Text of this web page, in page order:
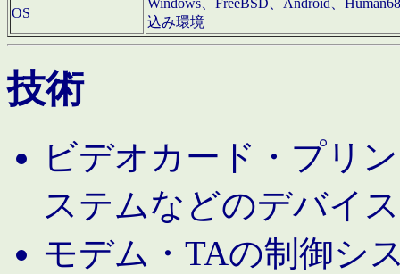
OS
Windows、FreeBSD、Android、
込み環境
技術
ビデオカード・プリ
ステムなどのデバイ
モデム・TAの制御シ